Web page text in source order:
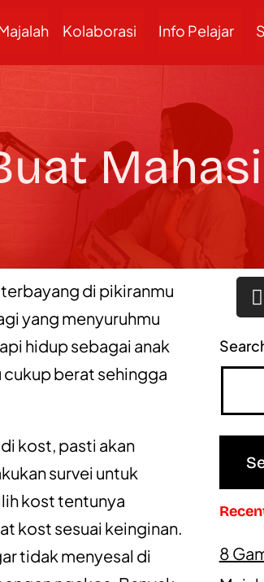
Kolaborasi Info Pelajar
di pikiranmu
yang menyuruhmu
hidup sebagai anak
cukup berat sehingga
kost, pasti akan
survei untuk
kost tentunya
kost sesuai keinginan.
tidak menyesal di
8